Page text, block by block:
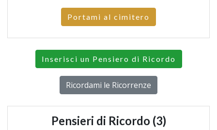
Portami al cimitero
Inserisci un Pensiero di Ricordo
Ricordami le Ricorrenze
Pensieri di Ricordo (3)